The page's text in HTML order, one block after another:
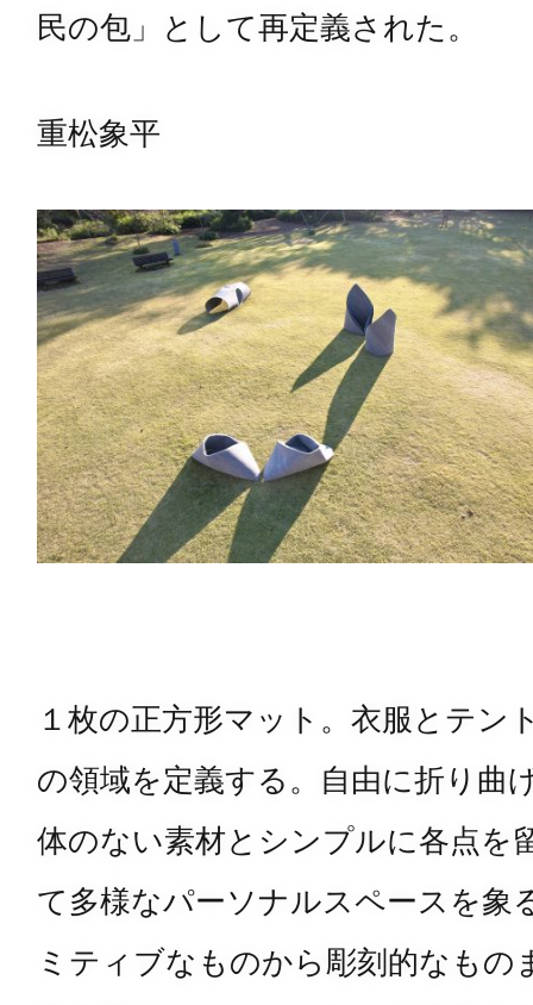
民の包」として再定義された。
重松象平
１枚の正方形マット。衣服とテン
の領域を定義する。自由に折り曲
体のない素材とシンプルに各点を
て多様なパーソナルスペースを象
ミティブなものから彫刻的なもの